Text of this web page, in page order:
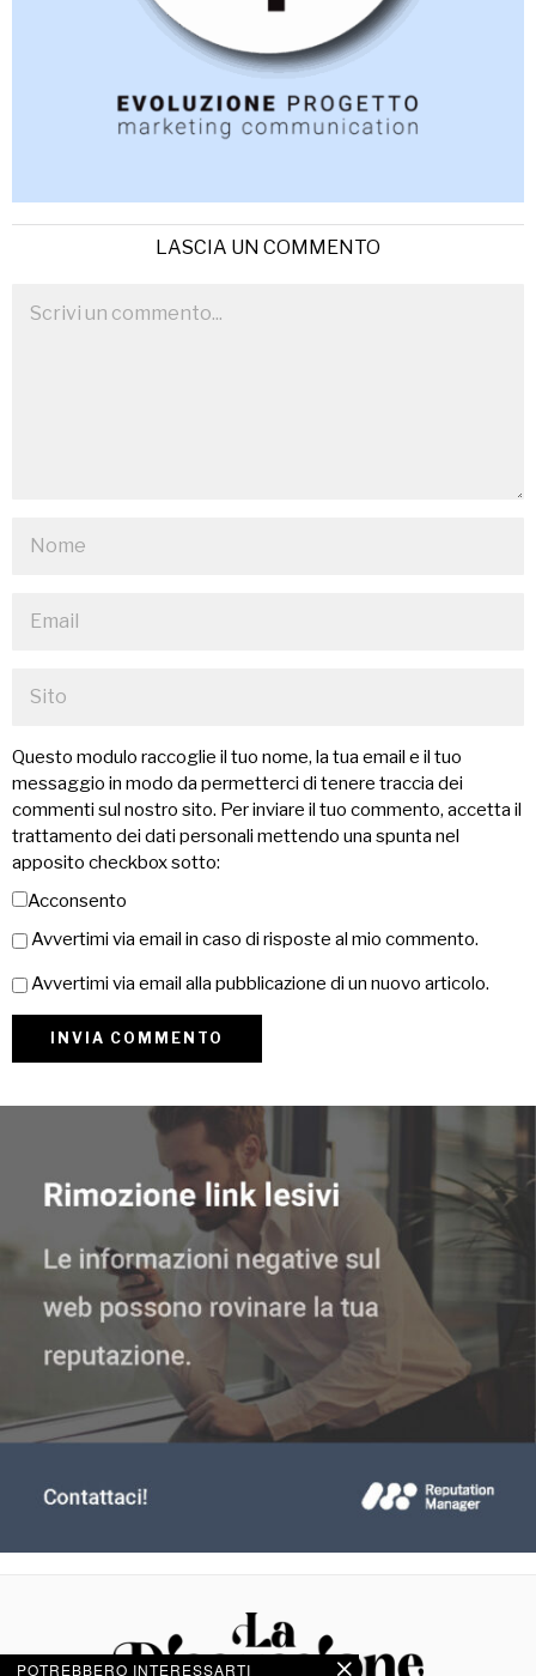
LASCIA UN COMMENTO
Questo modulo raccoglie il tuo nome, la tua email e il tuo
messaggio in modo da permetterci di tenere traccia dei
commenti sul nostro sito. Per inviare il tuo commento, accetta il
trattamento dei dati personali mettendo una spunta nel
apposito checkbox sotto:
Acconsento
Avvertimi via email in caso di risposte al mio commento.
Avvertimi via email alla pubblicazione di un nuovo articolo.
POTREBBERO INTERESSARTI